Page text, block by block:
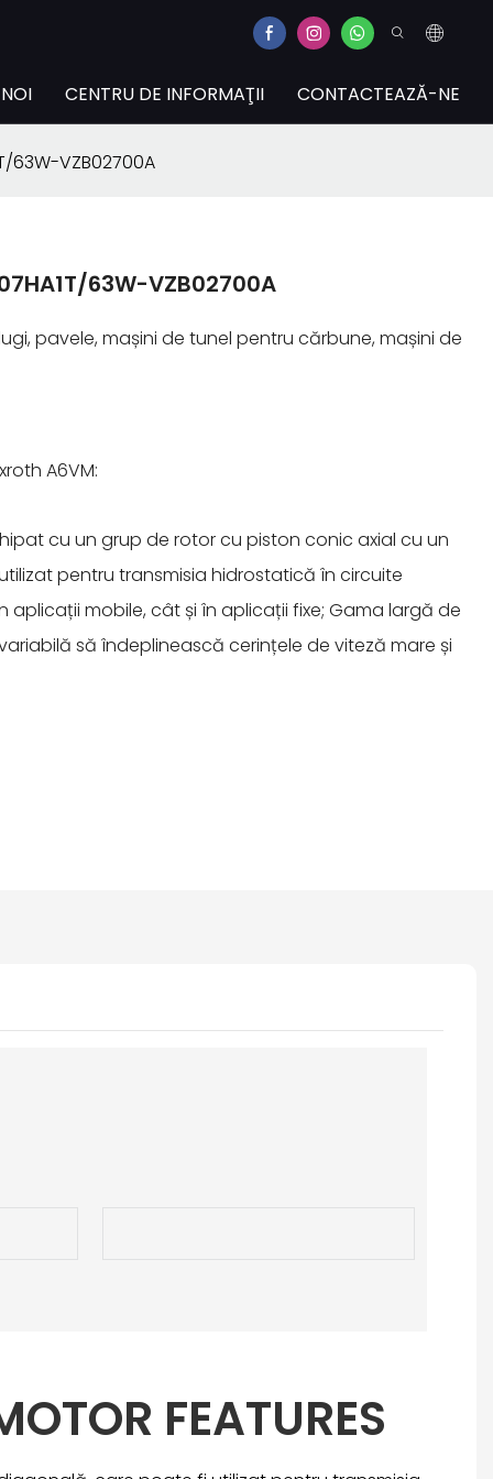
CENTRU DE INFORMAŢII CONTACTEAZĂ-NE
63W-VZB02700A
63W-VZB02700A
pavele, mașini de tunel pentru cărbune, mașini de
A6VM:
cu un grup de rotor cu piston conic axial cu un
pentru transmisia hidrostatică în circuite
​​aplicații mobile, cât și în aplicații fixe; Gama largă de
să îndeplinească cerințele de viteză mare și
FEATURES